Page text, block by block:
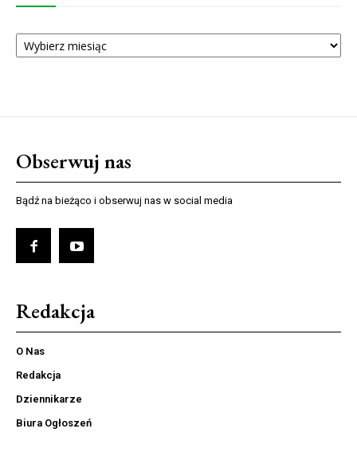
ARCHIWUM
NUMERÓW
Obserwuj nas
Bądź na bieżąco i obserwuj nas w social media
Redakcja
O Nas
Redakcja
Dziennikarze
Biura Ogłoszeń